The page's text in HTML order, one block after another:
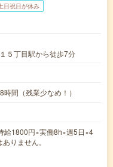
日祝日が休み
５丁目駅から徒歩7分
間（残業少なめ！）
1800円×実働8h×週5日×4
りません。